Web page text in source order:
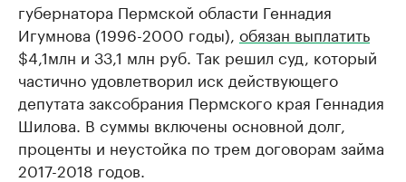
губернатора Пермской области Геннадия
Игумнова (1996-2000 годы), обязан выплатить
$4,1млн и 33,1 млн руб. Так решил суд, который
частично удовлетворил иск действующего
депутата заксобрания Пермского края Геннадия
Шилова. В суммы включены основной долг,
проценты и неустойка по трем договорам займа
2017-2018 годов.